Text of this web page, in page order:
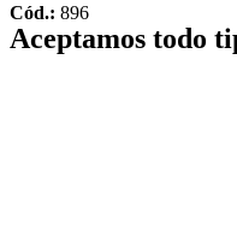
Cód.: 896
Aceptamos todo